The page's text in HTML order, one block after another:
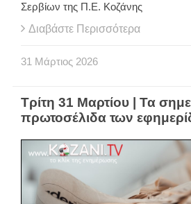
Σερβίων της Π.Ε. Κοζάνης
Διαβάστε Περισσότερα
31 Μάρτιος 2026
Τρίτη 31 Μαρτίου | Τα
πρωτοσέλιδα των